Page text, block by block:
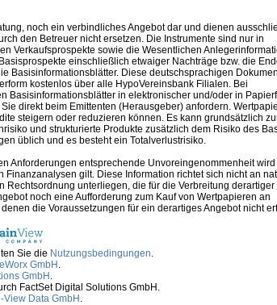
noch ein verbindliches Angebot dar und dienen
den Betreuer nicht ersetzen. Die Instrumente sind nur in
Verkaufsprospekte sowie die Wesentlichen
einschließlich etwaiger Nachträge bzw. die
Basisinformationsblätter. Diese deutschsprachigen
kostenlos über alle HypoVereinsbank Filialen. Bei
Basisinformationsblätter in elektronischer und/oder in
direkt beim Emittenten (Herausgeber) anfordern.
steigern oder reduzieren können. Es kann grundsätzlich
und strukturierte Produkte zusätzlich dem Risiko des
üblich und es besteht ein Totalverlustrisiko.
Anforderungen entsprechende Unvoreingenommenheit
gilt. Diese Information richtet sich nicht an
Rechtsordnung unterliegen, die für die Verbreitung derartiger
noch eine Aufforderung zum Kauf von Wertpapieren an
die Voraussetzungen für ein derartiges Angebot nicht
Sie die Nutzungsbedingungen
GmbH
GmbH
FactSet Digital Solutions GmbH.
View Data GmbH